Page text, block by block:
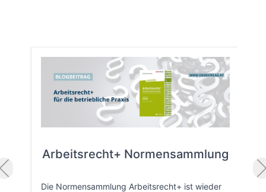
Arbeitsrecht+ Normensammlung
Die Normensammlung Arbeitsrecht+ ist wieder